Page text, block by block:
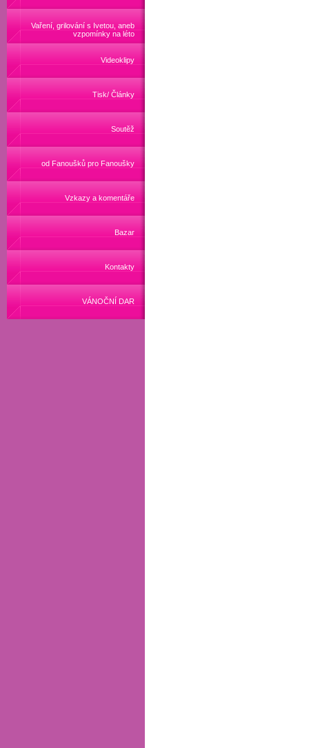
Vaření, grilování s Ivetou, aneb
vzpomínky na léto
Videoklipy
Tisk/ Články
Soutěž
od Fanoušků pro Fanoušky
Vzkazy a komentáře
Bazar
Kontakty
VÁNOČNÍ DAR